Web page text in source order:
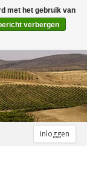
Inloggen
met het gebruik van
verbergen